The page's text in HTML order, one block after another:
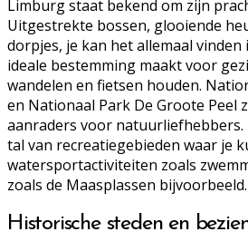
Limburg staat bekend om zijn
Uitgestrekte bossen, glooiende
dorpjes, je kan het allemaal
ideale bestemming maakt voor
wandelen en fietsen houden.
en Nationaal Park De Groote Peel
aanraders voor
tal van recreatiegebieden waar je
watersportactiviteiten zoals
zoals de Maasplassen bijvoorbeeld.
Historische steden en